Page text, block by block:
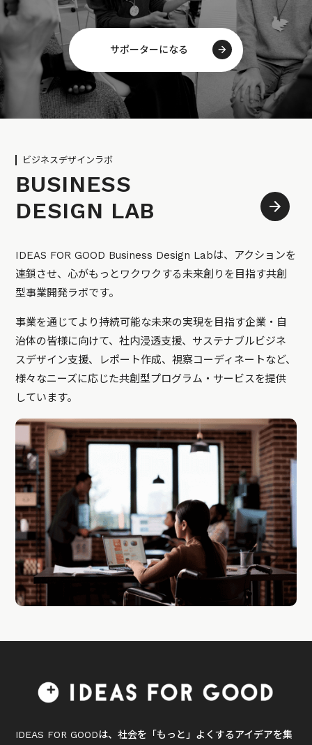
サポーターになる
ビジネスデザインラボ
BUSINESS
DESIGN LAB
IDEAS FOR GOOD Business Design Labは、アクションを
連鎖させ、心がもっとワクワクする未来創りを目指す共創
型事業開発ラボです。
事業を通じてより持続可能な未来の実現を目指す企業・自
治体の皆様に向けて、社内浸透支援、サステナブルビジネ
スデザイン支援、レポート作成、視察コーディネートなど、
様々なニーズに応じた共創型プログラム・サービスを提供
しています。
IDEAS FOR GOODは、社会を「もっと」よくするアイデアを集